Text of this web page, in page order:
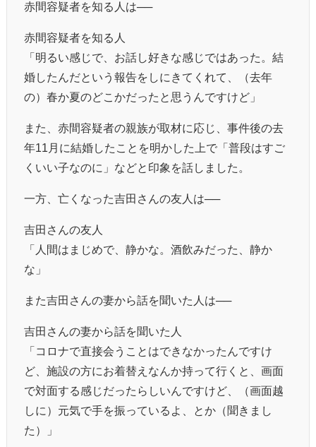
赤間容疑者を知る人は──
赤間容疑者を知る人
「明るい感じで、お話し好きな感じではあった。結
婚したんだという報告をしにきてくれて、（去年
の）春か夏のどこかだったと思うんですけど」
また、赤間容疑者の親族が取材に応じ、事件後の去
年11月に結婚したことを明かした上で「普段はすご
くいい子なのに」などと印象を話しました。
一方、亡くなった吉田さんの友人は──
吉田さんの友人
「人間はまじめで、静かな。酒飲みだった、静か
な」
また吉田さんの妻から話を聞いた人は──
吉田さんの妻から話を聞いた人
「コロナで直接会うことはできなかったんですけ
ど、施設の方にお着替えなんか持って行くと、画面
で対面する感じだったらしいんですけど、（画面越
しに）元気で手を振っているよ、とか（聞きまし
た）」